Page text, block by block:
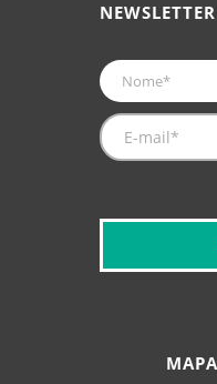
NEWSLETTER